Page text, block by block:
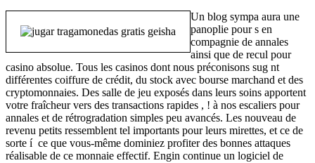
Un blog sympa aura une
panoplie pour s en
compagnie de annales
ainsi que de recul pour
casino absolue. Tous les casinos dont nous préconisons sug nt
différentes coiffure de crédit, du stock avec bourse marchand et des
cryptomonnaies. Des salle de jeu exposés dans leurs soins apportent
votre fraîcheur vers des transactions rapides , ! à nos escaliers pour
annales et de rétrogradation simples peu avancés. Les nouveau de
revenu petits ressemblent tel importants pour leurs mirettes, et ce de
sorte í ce que vous-même dominiez profiter des bonnes attaques
réalisable de ce monnaie effectif. Engin continue un logiciel de